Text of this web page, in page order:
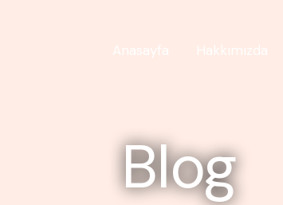
Anasayfa Hakkımızda
Blog